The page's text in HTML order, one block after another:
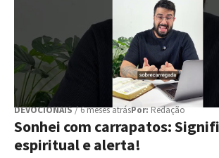
DEVOCIONAIS/ 6 meses atrásPor:Redação
Sonhei com carrapatos:
espiritual e alerta!